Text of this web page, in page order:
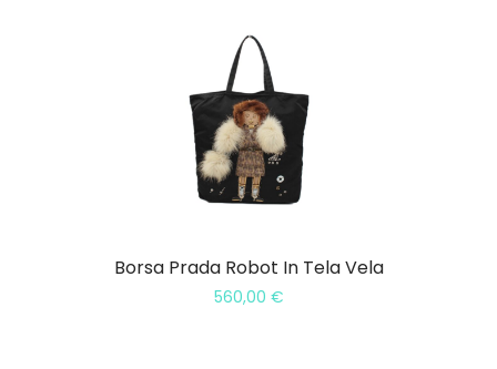
Borsa Prada Robot In Tela Vela
560,00 €